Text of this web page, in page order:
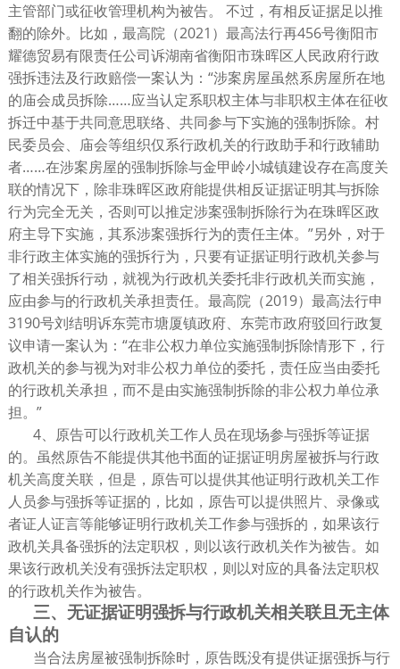
主管部门或征收管理机构为被告。 不过，有相反证据足以推
翻的除外。比如，最高院（2021）最高法行再456号衡阳市
耀德贸易有限责任公司诉湖南省衡阳市珠晖区人民政府行政
强拆违法及行政赔偿一案认为：“涉案房屋虽然系房屋所在地
的庙会成员拆除……应当认定系职权主体与非职权主体在征收
拆迁中基于共同意思联络、共同参与下实施的强制拆除。村
民委员会、庙会等组织仅系行政机关的行政助手和行政辅助
者……在涉案房屋的强制拆除与金甲岭小城镇建设存在高度关
联的情况下，除非珠晖区政府能提供相反证据证明其与拆除
行为完全无关，否则可以推定涉案强制拆除行为在珠晖区政
府主导下实施，其系涉案强拆行为的责任主体。”另外，对于
非行政主体实施的强拆行为，只要有证据证明行政机关参与
了相关强拆行动，就视为行政机关委托非行政机关而实施，
应由参与的行政机关承担责任。最高院（2019）最高法行申
3190号刘结明诉东莞市塘厦镇政府、东莞市政府驳回行政复
议申请一案认为：“在非公权力单位实施强制拆除情形下，行
政机关的参与视为对非公权力单位的委托，责任应当由委托
的行政机关承担，而不是由实施强制拆除的非公权力单位承
担。”
4、原告可以行政机关工作人员在现场参与强拆等证据
的。虽然原告不能提供其他书面的证据证明房屋被拆与行政
机关高度关联，但是，原告可以提供其他证明行政机关工作
人员参与强拆等证据的，比如，原告可以提供照片、录像或
者证人证言等能够证明行政机关工作参与强拆的，如果该行
政机关具备强拆的法定职权，则以该行政机关作为被告。如
果该行政机关没有强拆法定职权，则以对应的具备法定职权
的行政机关作为被告。
三、无证据证明强拆与行政机关相关联且无主体
自认的
当合法房屋被强制拆除时，原告既没有提供证据强拆与行